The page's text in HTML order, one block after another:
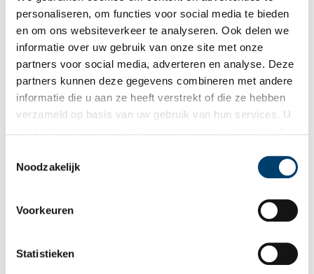
personaliseren, om functies voor social media te bieden
en om ons websiteverkeer te analyseren. Ook delen we
informatie over uw gebruik van onze site met onze
partners voor social media, adverteren en analyse. Deze
partners kunnen deze gegevens combineren met andere
informatie die u aan ze heeft verstrekt of die ze hebben
verzameld op basis van uw gebruik van hun services. U
Noodzakelijk
Voorkeuren
Statistieken
Auteur : David Barnouw (NIOD).
Publicatiedatum: 23/06/2011
Ontvang de nieuwsbrief
laatste erfgoednieuws? Schrijf u dan nu in voor onze
wekelijkse nieuwsbrief!